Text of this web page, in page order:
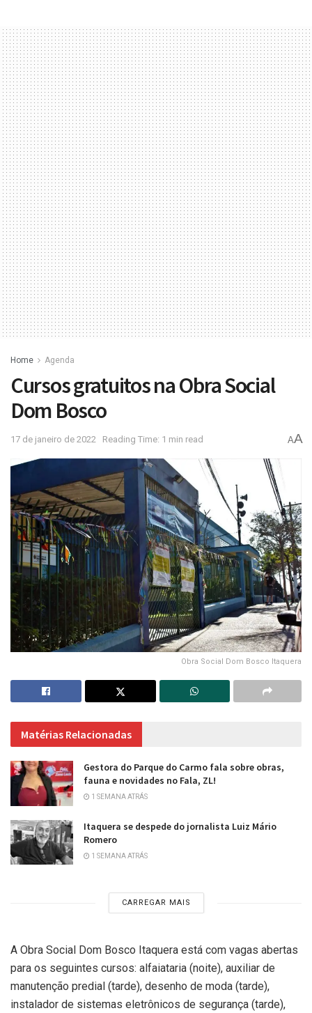
Home Agenda
Cursos gratuitos na Obra Social
Dom Bosco
17 de janeiro de 2022 Reading Time: 1 min read AA
Obra Social Dom Bosco Itaquera
Matérias Relacionadas
Gestora do Parque do Carmo fala sobre obras,
fauna e novidades no Fala, ZL!
1 SEMANA ATRÁS
Itaquera se despede do jornalista Luiz Mário
Romero
1 SEMANA ATRÁS
CARREGAR MAIS
A Obra Social Dom Bosco Itaquera está com vagas abertas
para os seguintes cursos: alfaiataria (noite), auxiliar de
manutenção predial (tarde), desenho de moda (tarde),
instalador de sistemas eletrônicos de segurança (tarde),